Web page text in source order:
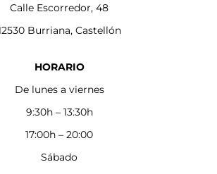
Calle Escorredor, 48
Burriana, Castellón
HORARIO
De lunes a viernes
9:30h – 13:30h
17:00h – 20:00
Sábado